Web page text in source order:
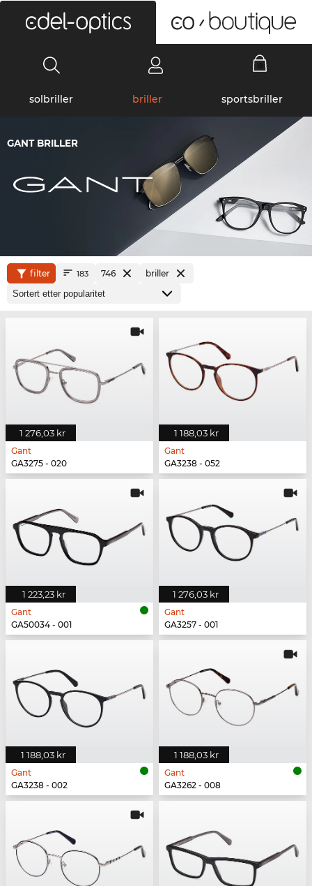
solbriller briller sportsbriller
GANT BRILLER
filter 183 746 briller
1 276,03 kr
Gant
GA3275 - 020
1 188,03 kr
Gant
GA3238 - 052
1 223,23 kr
Gant
GA50034 - 001
1 276,03 kr
Gant
GA3257 - 001
1 188,03 kr
Gant
GA3238 - 002
1 188,03 kr
Gant
GA3262 - 008